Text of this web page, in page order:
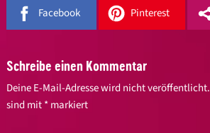
Facebook Pinterest
Schreibe einen Kommentar
Deine E-Mail-Adresse wird nicht veröffentlicht.
sind mit*markiert